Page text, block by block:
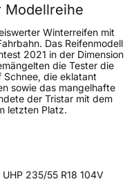
Modellreihe
Winterreifen mit
Das Reifenmodell
2021 in der Dimension
die Tester die
die eklatant
sowie das mangelhafte
der Tristar mit dem
letzten Platz.
235/55 R18 104V